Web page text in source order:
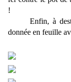
!
Enfin, à
donnée en feuille